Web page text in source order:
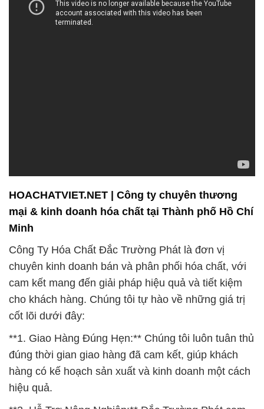
HOACHATVIET.NET | Công ty chuyên thương
mại & kinh doanh hóa chất tại Thành phố Hồ Chí
Minh
Công Ty Hóa Chất Đắc Trường Phát là đơn vị
chuyên kinh doanh bán và phân phối hóa chất, với
cam kết mang đến giải pháp hiệu quả và tiết kiệm
cho khách hàng. Chúng tôi tự hào về những giá trị
cốt lõi dưới đây:
**1. Giao Hàng Đúng Hẹn:** Chúng tôi luôn tuân thủ
đúng thời gian giao hàng đã cam kết, giúp khách
hàng có kế hoạch sản xuất và kinh doanh một cách
hiệu quả.